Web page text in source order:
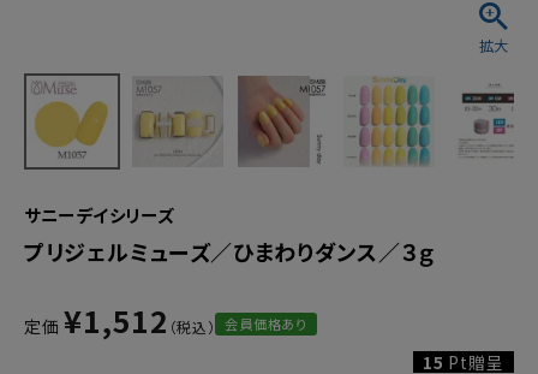
サニーデイシリーズ
プリジェルミューズ／ひまわりダンス／３ｇ
定価 ¥1,512 会員価格あり
15 Pt贈呈